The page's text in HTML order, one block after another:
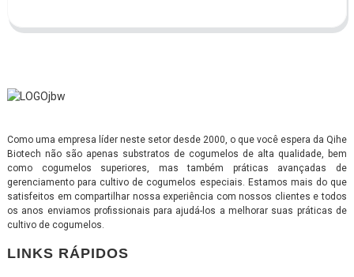
Como uma empresa líder neste setor desde 2000, o que você espera da Qihe
Biotech não são apenas substratos de cogumelos de alta qualidade, bem
como cogumelos superiores, mas também práticas avançadas de
gerenciamento para cultivo de cogumelos especiais. Estamos mais do que
satisfeitos em compartilhar nossa experiência com nossos clientes e todos
os anos enviamos profissionais para ajudá-los a melhorar suas práticas de
cultivo de cogumelos.
LINKS RÁPIDOS